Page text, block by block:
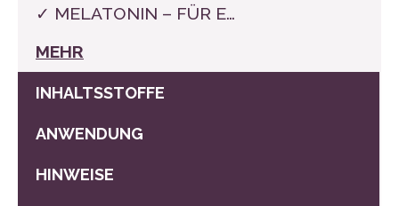
✓ MELATONIN – FÜR E…
MEHR
ANWENDUNG
INHALTSSTOFFE
HINWEISE